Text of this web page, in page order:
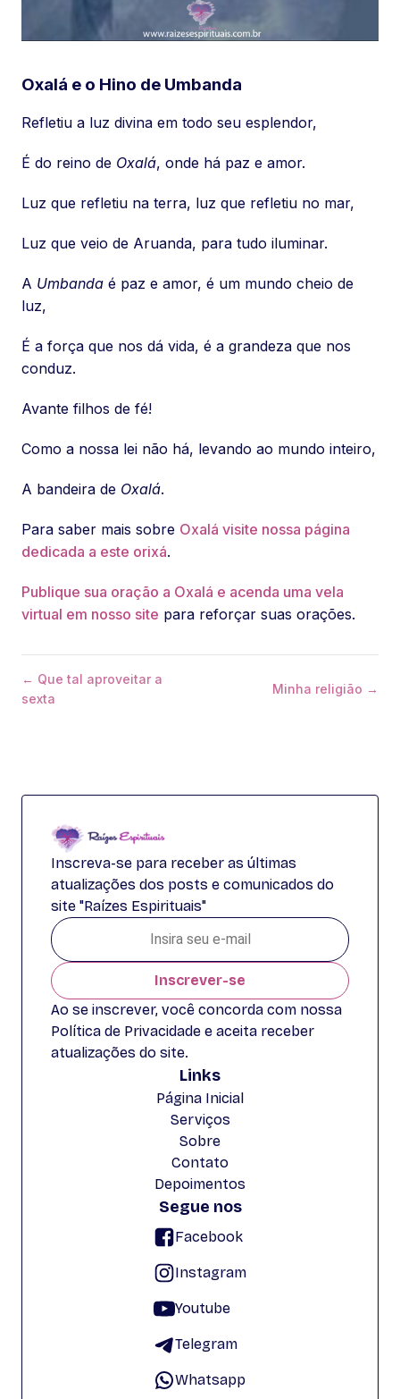
Oxalá e o Hino de Umbanda
Refletiu a luz divina em todo seu esplendor,
É do reino de Oxalá, onde há paz e amor.
Luz que refletiu na terra, luz que refletiu no mar,
Luz que veio de Aruanda, para tudo iluminar.
A Umbanda é paz e amor, é um mundo cheio de
luz,
É a força que nos dá vida, é a grandeza que nos
conduz.
Avante filhos de fé!
Como a nossa lei não há, levando ao mundo inteiro,
A bandeira de Oxalá.
Para saber mais sobre Oxalá visite nossa página
dedicada a este orixá.
Publique sua oração a Oxalá e acenda uma vela
virtual em nosso site para reforçar suas orações.
← Que tal aproveitar a
sexta
Minha religião →
Inscreva-se para receber as últimas
atualizações dos posts e comunicados do
site "Raízes Espirituais"
Inscrever-se
Ao se inscrever, você concorda com nossa
Política de Privacidade e aceita receber
atualizações do site.
Links
Página Inicial
Serviços
Sobre
Contato
Depoimentos
Segue nos
Facebook
Instagram
Youtube
Telegram
Whatsapp